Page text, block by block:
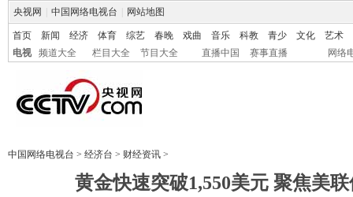
央视网 中国网络电视台 网站地图
首页 新闻 经济 体育 综艺 春晚 戏曲 音乐 科教 青少 文化
艺术
电视
频道大全 栏目大全 节目大全 直播中国 赛事直播 网络
中国网络电视台 > 经济台 > 财经资讯 >
黄金快速突破1,550美元 聚焦美